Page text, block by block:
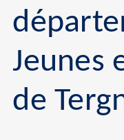
Jeunes
de